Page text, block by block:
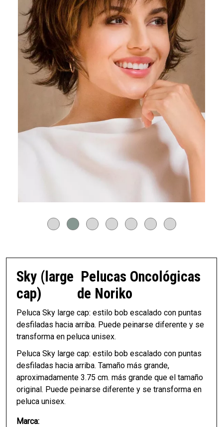
Sky (large
cap)
Pelucas Oncológicas
de Noriko
Peluca Sky large cap: estilo bob escalado con puntas
desfiladas hacia arriba. Puede peinarse diferente y se
transforma en peluca unisex.
Peluca Sky large cap: estilo bob escalado con puntas
desfiladas hacia arriba. Tamaño más grande,
aproximadamente 3.75 cm. más grande que el tamaño
original. Puede peinarse diferente y se transforma en
peluca unisex.
Marca: